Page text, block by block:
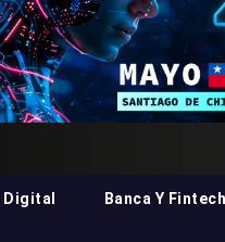
Banca Y Fintech